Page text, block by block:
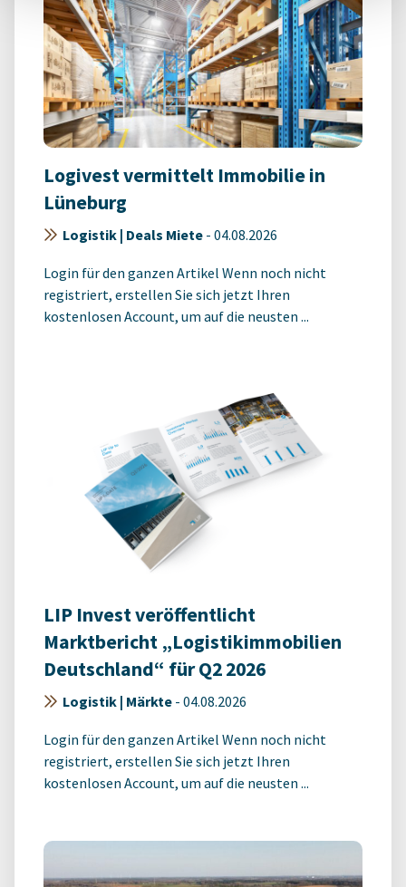
Logivest vermittelt Immobilie in
Lüneburg
Logistik | Deals Miete - 04.08.2026
Login für den ganzen Artikel Wenn noch nicht
registriert, erstellen Sie sich jetzt Ihren
kostenlosen Account, um auf die neusten ...
LIP Invest veröffentlicht
Marktbericht „Logistikimmobilien
Deutschland“ für Q2 2026
Logistik | Märkte - 04.08.2026
Login für den ganzen Artikel Wenn noch nicht
registriert, erstellen Sie sich jetzt Ihren
kostenlosen Account, um auf die neusten ...